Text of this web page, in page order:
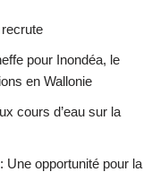
pour Inondéa, le
en Wallonie
cours d’eau sur la
Une opportunité pour la